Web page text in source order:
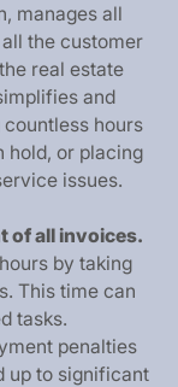
, manages all
all the customer
the real estate
implifies and
countless hours
hold, or placing
ervice issues.
tofall invoices.
hours by taking
. This time can
d tasks.
ment penalties
up to significant